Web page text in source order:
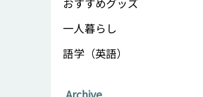
一人暮らし
語学（英語）